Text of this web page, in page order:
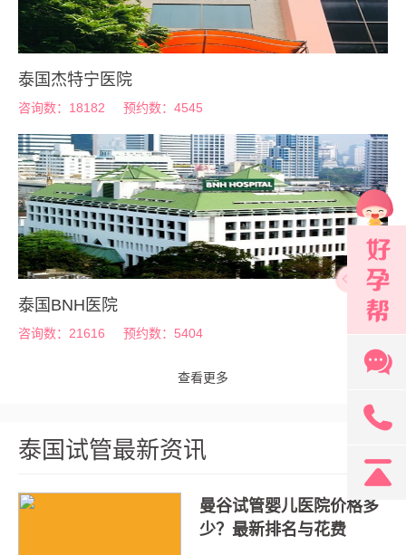
泰国杰特宁医院
咨询数：18182 预约数：4545
泰国BNH医院
咨询数：21616 预约数：5404
查看更多
泰国试管最新资讯
曼谷试管婴儿医院价格多
少？最新排名与花费